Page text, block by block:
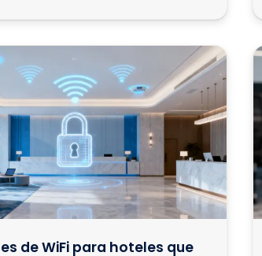
de WiFi para hoteles que